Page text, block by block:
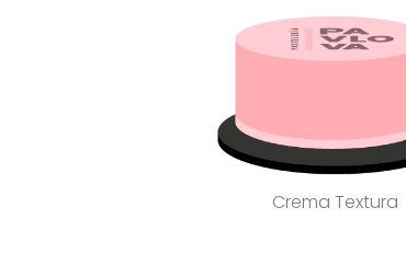
Crema Textura